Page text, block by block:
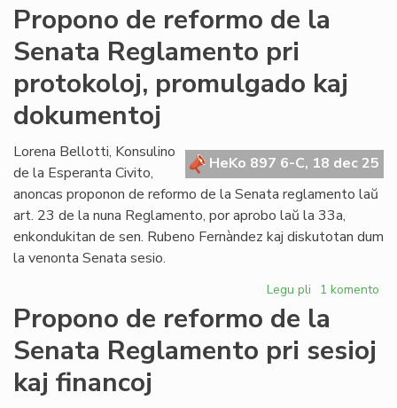
Forta
opozicio
proponoj
Fernández
Propono de reformo de la
Senata Reglamento pri
protokoloj, promulgado kaj
dokumentoj
HeKo 897 6-C, 18 dec 25
Lorena Bellotti, Konsulino
de la Esperanta Civito,
anoncas proponon de reformo de la Senata reglamento laŭ
art. 23 de la nuna Reglamento, por aprobo laŭ la 33a,
enkondukitan de sen. Rubeno Fernàndez kaj diskutotan dum
la venonta Senata sesio.
Legu pli pri
Propono
de
reformo
de
1 komento
Propono de reformo de la
Senata Reglamento pri sesioj
kaj financoj